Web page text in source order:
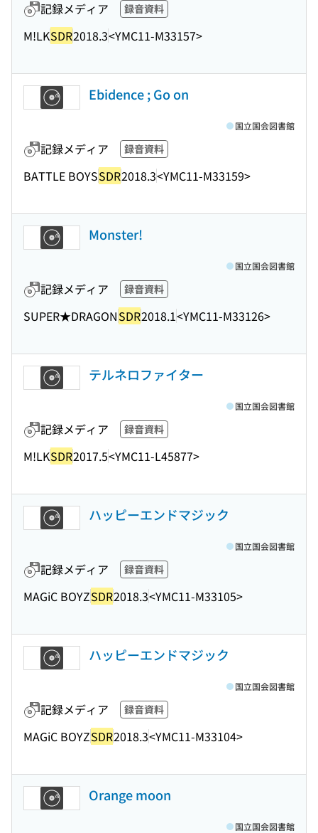
記録メディア 録音資料
M!LKSDR2018.3<YMC11-M33157>
Ebidence ; Go on
記録メディア 録音資料
BATTLE BOYSSDR2018.3<YMC11-M33159>
国立国会図書館
Monster!
記録メディア 録音資料
SUPER★DRAGONSDR2018.1<YMC11-M33126>
国立国会図書館
テルネロファイター
記録メディア 録音資料
M!LKSDR2017.5<YMC11-L45877>
国立国会図書館
ハッピーエンドマジック
記録メディア 録音資料
MAGiC BOYZSDR2018.3<YMC11-M33105>
国立国会図書館
ハッピーエンドマジック
記録メディア 録音資料
MAGiC BOYZSDR2018.3<YMC11-M33104>
国立国会図書館
Orange moon
国立国会図書館